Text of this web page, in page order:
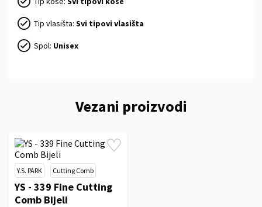
Tip vlasišta: Svi tipovi vlasišta
Spol: Unisex
Vezani proizvodi
Y.S. PARK Cutting Comb
YS - 339 Fine Cutting
Comb Bijeli